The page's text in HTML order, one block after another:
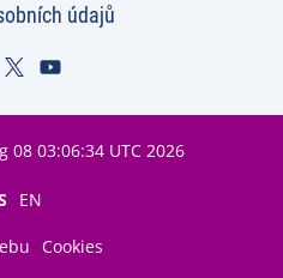
údajů
08 03:06:34 UTC 2026
EN
Cookies